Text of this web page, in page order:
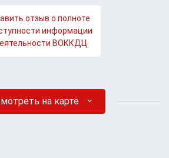
отзыв о полноте
информации
ВОККДЦ
на карте